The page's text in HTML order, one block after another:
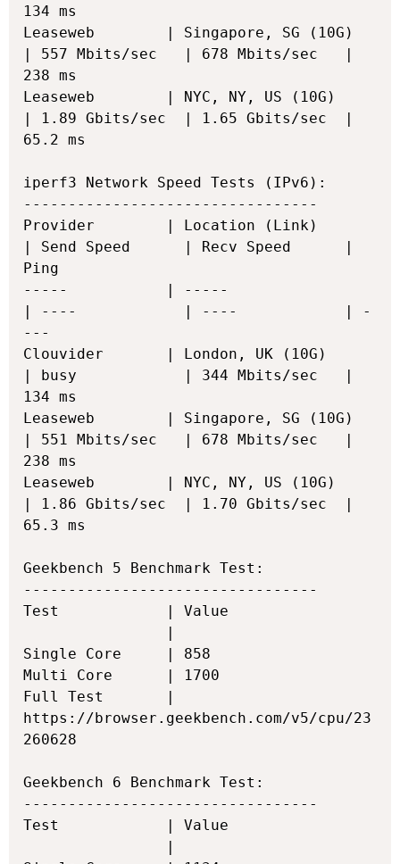
134 ms
Leaseweb        | Singapore, SG (10G)
| 557 Mbits/sec   | 678 Mbits/sec   |
238 ms
Leaseweb        | NYC, NY, US (10G)
| 1.89 Gbits/sec  | 1.65 Gbits/sec  |
65.2 ms
iperf3 Network Speed Tests (IPv6):
---------------------------------
Provider        | Location (Link)
| Send Speed      | Recv Speed      |
Ping
-----           | -----
| ----            | ----            | -
---
Clouvider       | London, UK (10G)
| busy            | 344 Mbits/sec   |
134 ms
Leaseweb        | Singapore, SG (10G)
| 551 Mbits/sec   | 678 Mbits/sec   |
238 ms
Leaseweb        | NYC, NY, US (10G)
| 1.86 Gbits/sec  | 1.70 Gbits/sec  |
65.3 ms
Geekbench 5 Benchmark Test:
---------------------------------
Test            | Value
Single Core     | 858
Multi Core      | 1700
Full Test       |
https://browser.geekbench.com/v5/cpu/23
260628
Geekbench 6 Benchmark Test:
---------------------------------
Test            | Value